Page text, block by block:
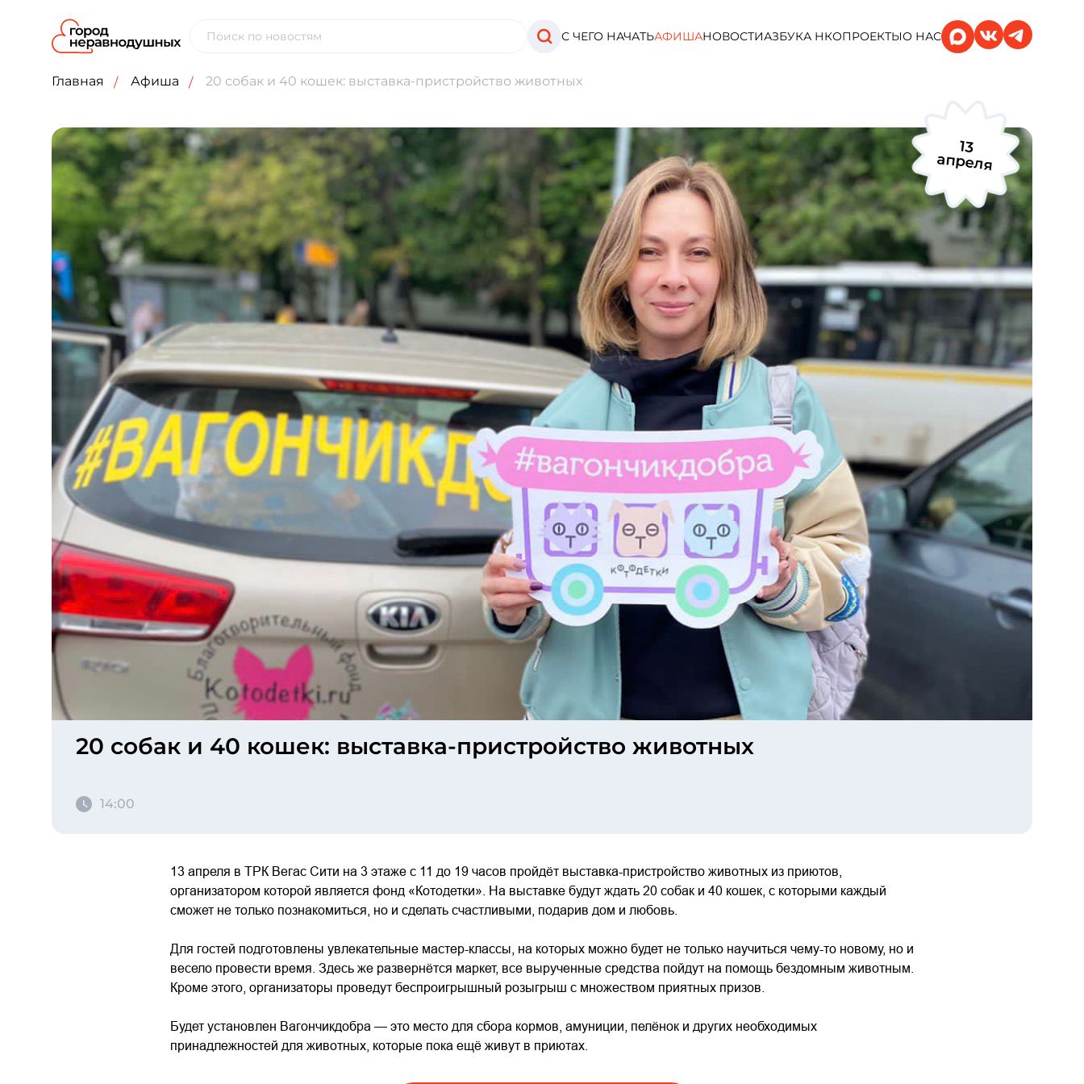
С ЧЕГО НАЧАТЬАФИШАНОВОСТИАЗБУКА НКОПРОЕКТЫО НАС
Главная Афиша 20 собак и 40 кошек: выставка-пристройство животных
13
апреля
20 собак и 40 кошек: выставка-пристройство животных
14:00
13 апреля в ТРК Вегас Сити на 3 этаже с 11 до 19 часов пройдёт выставка-пристройство животных из приютов,
организатором которой является фонд «Котодетки». На выставке будут ждать 20 собак и 40 кошек, с которыми каждый
сможет не только познакомиться, но и сделать счастливыми, подарив дом и любовь.
Для гостей подготовлены увлекательные мастер-классы, на которых можно будет не только научиться чему-то новому, но и
весело провести время. Здесь же развернётся маркет, все вырученные средства пойдут на помощь бездомным животным.
Кроме этого, организаторы проведут беспроигрышный розыгрыш с множеством приятных призов.
Будет установлен Вагончикдобра — это место для сбора кормов, амуниции, пелёнок и других необходимых
принадлежностей для животных, которые пока ещё живут в приютах.